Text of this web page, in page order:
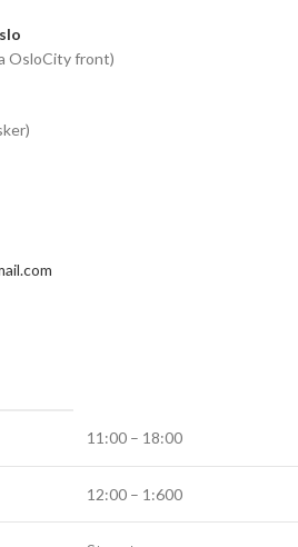
OsloCity front)
11:00 – 18:00
12:00 – 1:600